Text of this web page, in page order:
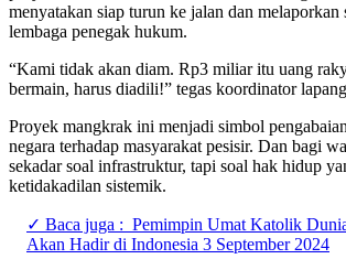
menyatakan siap turun ke jalan dan melaporkan
lembaga penegak hukum.
“Kami tidak akan diam. Rp3 miliar itu uang
bermain, harus diadili!” tegas koordinator
Proyek mangkrak ini menjadi simbol
negara terhadap masyarakat pesisir. Dan bagi
sekadar soal infrastruktur, tapi soal hak hidup
ketidakadilan sistemik.
✓ Baca juga : Pemimpin Umat Katolik
Akan Hadir di Indonesia 3 September 2024